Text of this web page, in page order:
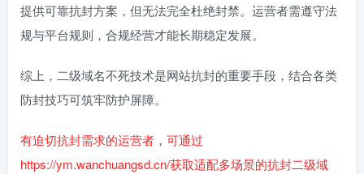
提供可靠抗封方案，但无法完全杜绝封禁。运营者需遵守法
规与平台规则，合规经营才能长期稳定发展。
综上，二级域名不死技术是网站抗封的重要手段，结合各类
防封技巧可筑牢防护屏障。
有迫切抗封需求的运营者，可通过
https://ym.wanchuangsd.cn/获取适配多场景的抗封二级域